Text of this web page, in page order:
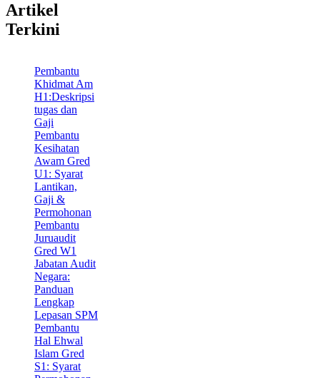
Artikel
Terkini
Pembantu
Khidmat Am
H1:Deskripsi
tugas dan
Gaji
Pembantu
Kesihatan
Awam Gred
U1: Syarat
Lantikan,
Gaji &
Permohonan
Pembantu
Juruaudit
Gred W1
Jabatan Audit
Negara:
Panduan
Lengkap
Lepasan SPM
Pembantu
Hal Ehwal
Islam Gred
S1: Syarat